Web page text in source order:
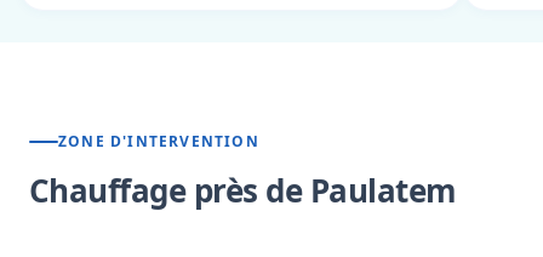
ZONE D'INTERVENTION
Chauffage près de Paulatem